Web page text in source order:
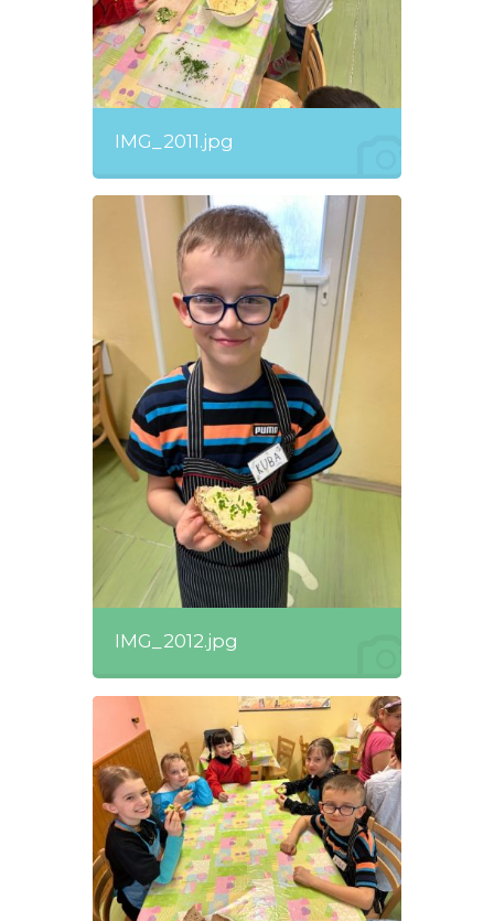
IMG_2011.jpg
IMG_2012.jpg